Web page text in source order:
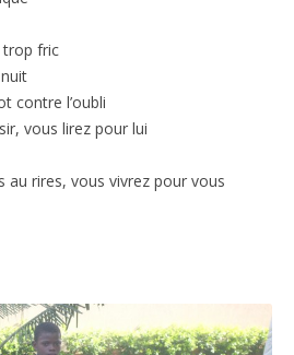
trop fric
contre l’oubli
vous lirez pour lui
au rires, vous vivrez pour vous